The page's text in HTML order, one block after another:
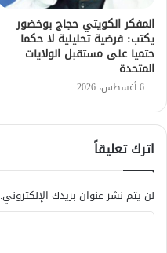
المفكر الكويتي حجاج بوخضور
يكتب: فرضية تحليلية لا حكما
حتميا على مستقبل الولايات
المتحدة
6 أغسطس، 2026
اترك تعليقاً
لن يتم نشر عنوان بريدك الإلكتروني.